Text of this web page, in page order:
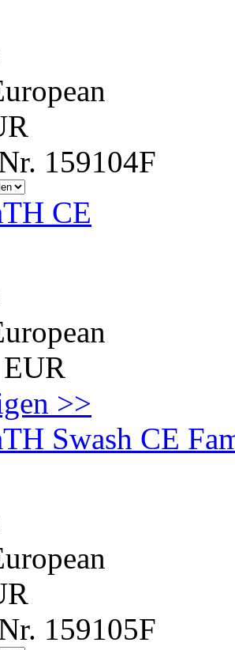
159104F
CE
>>
Swash CE
159105F